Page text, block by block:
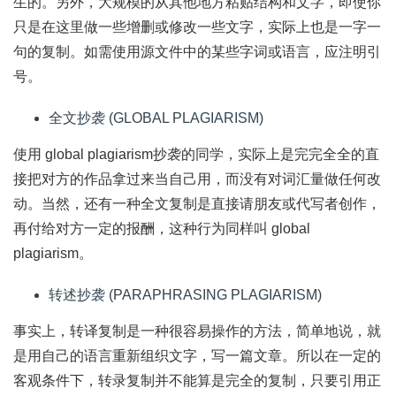
只是在这里做一些增删或修改一些文字，实际上也是一字一
句的复制。如需使用源文件中的某些字词或语言，应注明引
号。
全文抄袭 (GLOBAL PLAGIARISM)
使用 global plagiarism抄袭的同学，实际上是完完全全的直
接把对方的作品拿过来当自己用，而没有对词汇量做任何改
动。当然，还有一种全文复制是直接请朋友或代写者创作，
再付给对方一定的报酬，这种行为同样叫 global
plagiarism。
转述抄袭 (PARAPHRASING PLAGIARISM)
事实上，转译复制是一种很容易操作的方法，简单地说，就
是用自己的语言重新组织文字，写一篇文章。所以在一定的
客观条件下，转录复制并不能算是完全的复制，只要引用正